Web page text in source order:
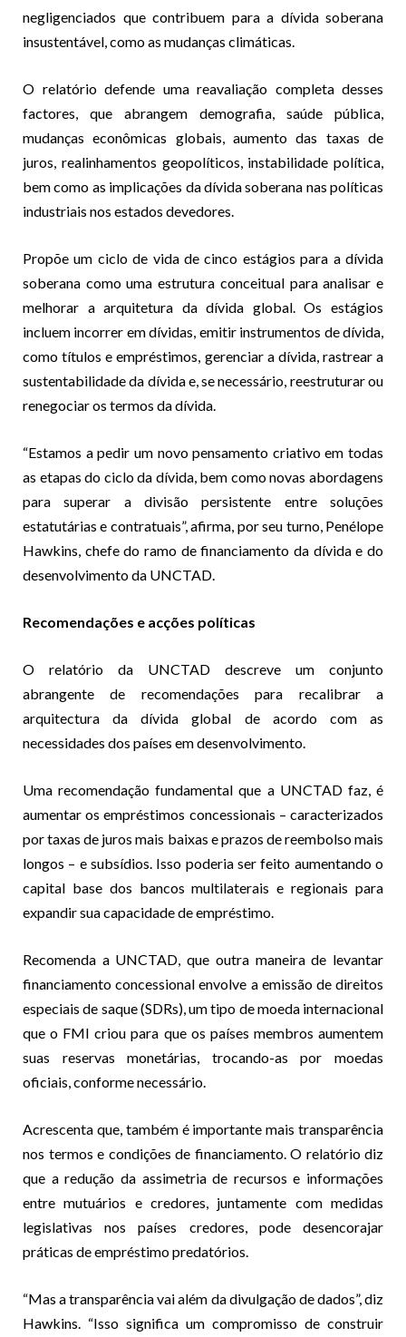
negligenciados que contribuem para a dívida soberana
insustentável, como as mudanças climáticas.
O relatório defende uma reavaliação completa desses
factores, que abrangem demografia, saúde pública,
mudanças econômicas globais, aumento das taxas de
juros, realinhamentos geopolíticos, instabilidade política,
bem como as implicações da dívida soberana nas políticas
industriais nos estados devedores.
Propõe um ciclo de vida de cinco estágios para a dívida
soberana como uma estrutura conceitual para analisar e
melhorar a arquitetura da dívida global. Os estágios
incluem incorrer em dívidas, emitir instrumentos de dívida,
como títulos e empréstimos, gerenciar a dívida, rastrear a
sustentabilidade da dívida e, se necessário, reestruturar ou
renegociar os termos da dívida.
“Estamos a pedir um novo pensamento criativo em todas
as etapas do ciclo da dívida, bem como novas abordagens
para superar a divisão persistente entre soluções
estatutárias e contratuais”, afirma, por seu turno, Penélope
Hawkins, chefe do ramo de financiamento da dívida e do
desenvolvimento da UNCTAD.
Recomendações e acções políticas
O relatório da UNCTAD descreve um conjunto
abrangente de recomendações para recalibrar a
arquitectura da dívida global de acordo com as
necessidades dos países em desenvolvimento.
Uma recomendação fundamental que a UNCTAD faz, é
aumentar os empréstimos concessionais – caracterizados
por taxas de juros mais baixas e prazos de reembolso mais
longos – e subsídios. Isso poderia ser feito aumentando o
capital base dos bancos multilaterais e regionais para
expandir sua capacidade de empréstimo.
Recomenda a UNCTAD, que outra maneira de levantar
financiamento concessional envolve a emissão de direitos
especiais de saque (SDRs), um tipo de moeda internacional
que o FMI criou para que os países membros aumentem
suas reservas monetárias, trocando-as por moedas
oficiais, conforme necessário.
Acrescenta que, também é importante mais transparência
nos termos e condições de financiamento. O relatório diz
que a redução da assimetria de recursos e informações
entre mutuários e credores, juntamente com medidas
legislativas nos países credores, pode desencorajar
práticas de empréstimo predatórios.
“Mas a transparência vai além da divulgação de dados”, diz
Hawkins. “Isso significa um compromisso de construir